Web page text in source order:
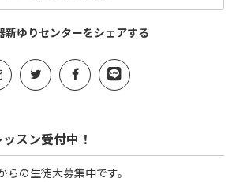
新ゆりセンターをシェアする
スン受付中！
の生徒大募集中です。